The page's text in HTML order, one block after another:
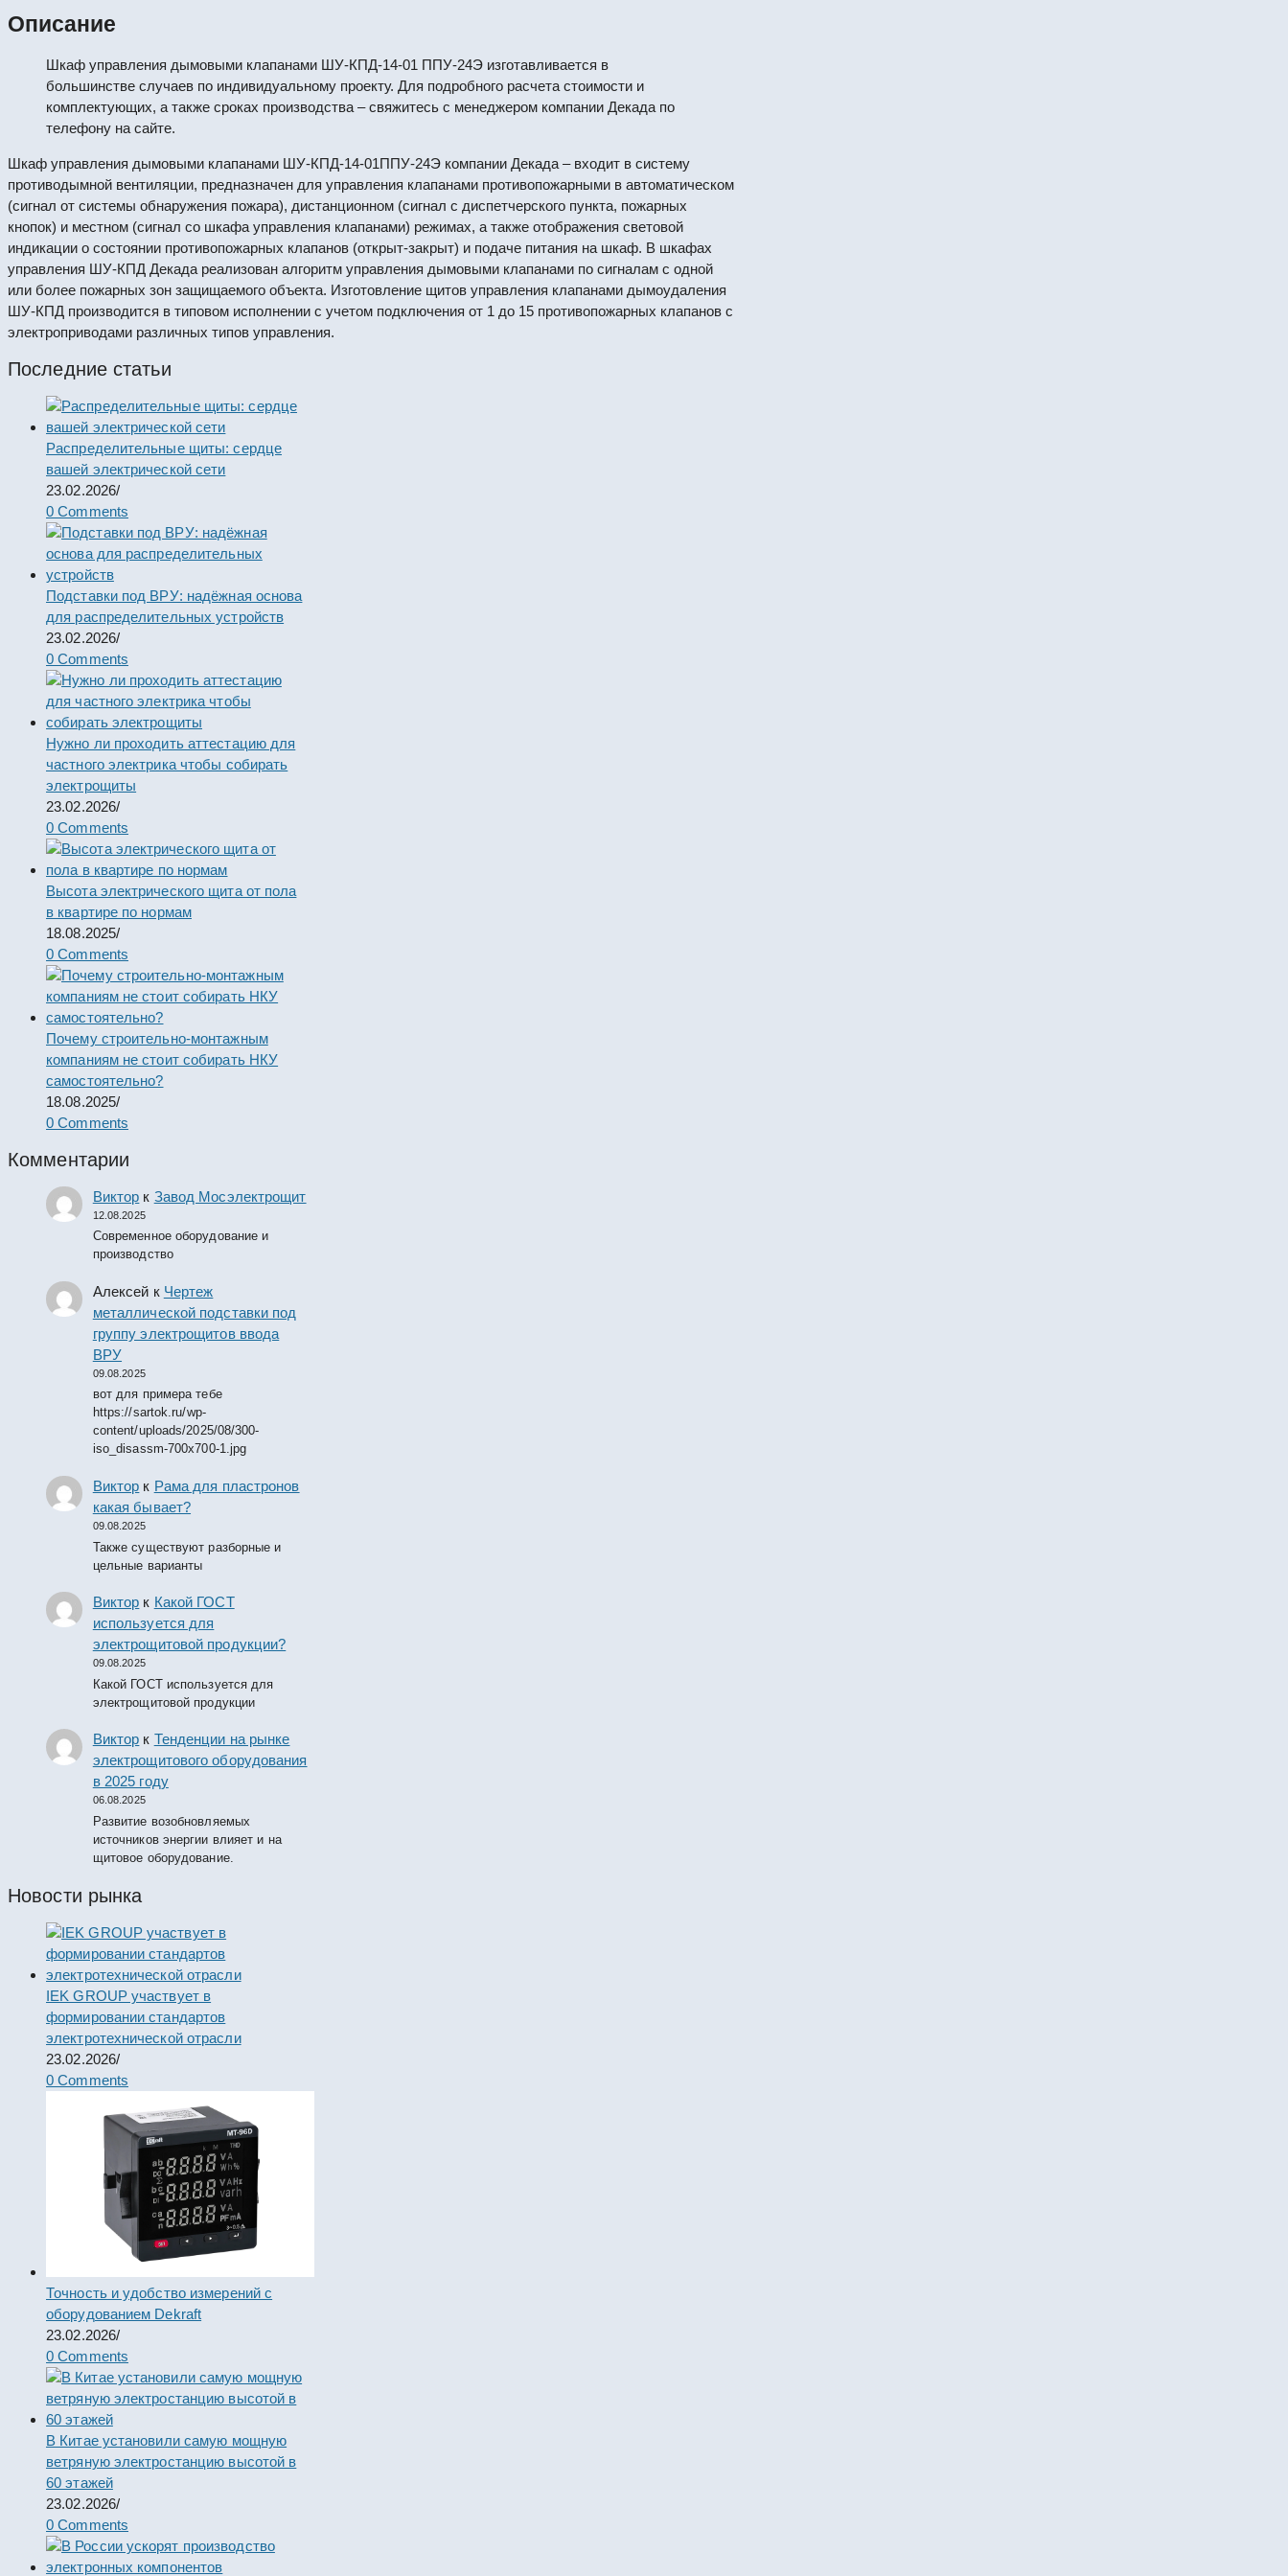
Описание
Шкаф управления дымовыми клапанами ШУ-КПД-14-01 ППУ-24Э изготавливается в
большинстве случаев по индивидуальному проекту. Для подробного расчета стоимости и
комплектующих, а также сроках производства – свяжитесь с менеджером компании Декада по
телефону на сайте.
Шкаф управления дымовыми клапанами ШУ-КПД-14-01ППУ-24Э компании Декада – входит в систему
противодымной вентиляции, предназначен для управления клапанами противопожарными в автоматическом
(сигнал от системы обнаружения пожара), дистанционном (сигнал с диспетчерского пункта, пожарных
кнопок) и местном (сигнал со шкафа управления клапанами) режимах, а также отображения световой
индикации о состоянии противопожарных клапанов (открыт-закрыт) и подаче питания на шкаф. В шкафах
управления ШУ-КПД Декада реализован алгоритм управления дымовыми клапанами по сигналам с одной
или более пожарных зон защищаемого объекта. Изготовление щитов управления клапанами дымоудаления
ШУ-КПД производится в типовом исполнении с учетом подключения от 1 до 15 противопожарных клапанов с
электроприводами различных типов управления.
Последние статьи
Распределительные щиты: сердце
вашей электрической сети
23.02.2026/
0 Comments
Подставки под ВРУ: надёжная основа
для распределительных устройств
23.02.2026/
0 Comments
Нужно ли проходить аттестацию для
частного электрика чтобы собирать
электрощиты
23.02.2026/
0 Comments
Высота электрического щита от пола
в квартире по нормам
18.08.2025/
0 Comments
Почему строительно-монтажным
компаниям не стоит собирать НКУ
самостоятельно?
18.08.2025/
0 Comments
Комментарии
Виктор к Завод Мосэлектрощит
12.08.2025
Современное оборудование и
производство
Алексей к Чертеж
металлической подставки под
группу электрощитов ввода
ВРУ
09.08.2025
вот для примера тебе
https://sartok.ru/wp-
content/uploads/2025/08/300-
iso_disassm-700x700-1.jpg
Виктор к Рама для пластронов
какая бывает?
09.08.2025
Также существуют разборные и
цельные варианты
Виктор к Какой ГОСТ
используется для
электрощитовой продукции?
09.08.2025
Какой ГОСТ используется для
электрощитовой продукции
Виктор к Тенденции на рынке
электрощитового оборудования
в 2025 году
06.08.2025
Развитие возобновляемых
источников энергии влияет и на
щитовое оборудование.
Новости рынка
IEK GROUP участвует в
формировании стандартов
электротехнической отрасли
23.02.2026/
0 Comments
Точность и удобство измерений с
оборудованием Dekraft
23.02.2026/
0 Comments
В Китае установили самую мощную
ветряную электростанцию высотой в
60 этажей
23.02.2026/
0 Comments